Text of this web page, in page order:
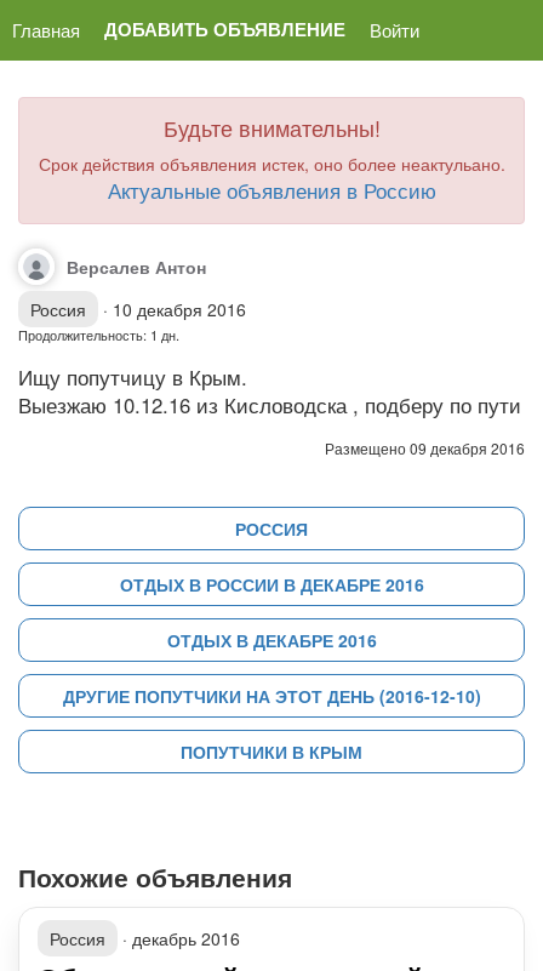
Главная ДОБАВИТЬ ОБЪЯВЛЕНИЕ Войти
Будьте внимательны!
Срок действия объявления истек, оно более неактульано.
Актуальные объявления в Россию
Версалев Антон
Россия
· 10 декабря 2016
Продолжительность: 1 дн.
Ищу попутчицу в Крым.
Выезжаю 10.12.16 из Кисловодска , подберу по пути
Размещено 09 декабря 2016
РОССИЯ
ОТДЫХ В РОССИИ В ДЕКАБРЕ 2016
ОТДЫХ В ДЕКАБРЕ 2016
ДРУГИЕ ПОПУТЧИКИ НА ЭТОТ ДЕНЬ (2016-12-10)
ПОПУТЧИКИ В КРЫМ
Похожие объявления
Россия · декабрь 2016